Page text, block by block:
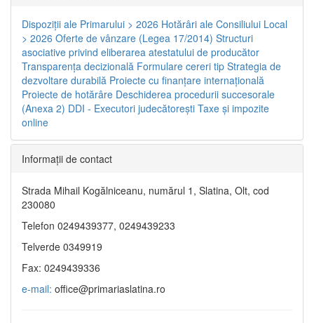
Dispoziţii ale Primarului > 2026 Hotărâri ale Consiliului Local
> 2026 Oferte de vânzare (Legea 17/2014) Structuri
asociative privind eliberarea atestatului de producător
Transparenţa decizională Formulare cereri tip Strategia de
dezvoltare durabilă Proiecte cu finanţare internaţională
Proiecte de hotărâre Deschiderea procedurii succesorale
(Anexa 2) DDI - Executori judecătorești Taxe şi impozite
online
Informaţii de contact
Strada Mihail Kogălniceanu, numărul 1, Slatina, Olt, cod
230080
Telefon 0249439377, 0249439233
Telverde 0349919
Fax: 0249439336
e-mail: office@primariaslatina.ro